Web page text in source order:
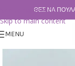
Skip to navigation
Skip to main content
ΘΕΣ ΝΑ
MENU